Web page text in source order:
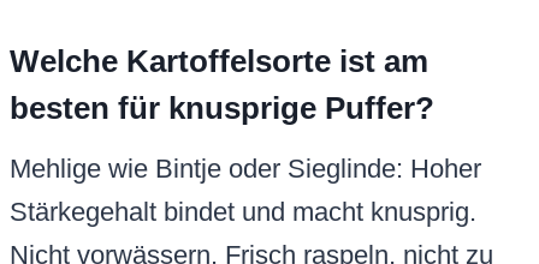
Welche Kartoffelsorte ist am
besten für knusprige Puffer?
Mehlige wie Bintje oder Sieglinde: Hoher
Stärkegehalt bindet und macht knusprig.
Nicht vorwässern. Frisch raspeln, nicht zu